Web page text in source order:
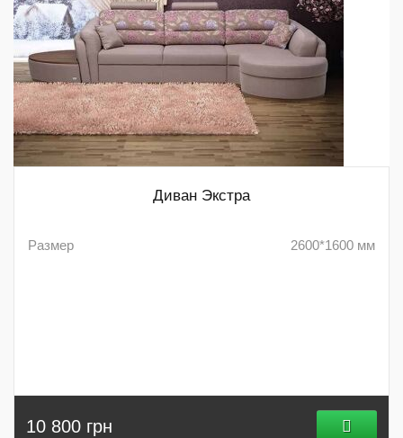
Диван Экстра
10 800 грн
Размер 2600*1600 мм